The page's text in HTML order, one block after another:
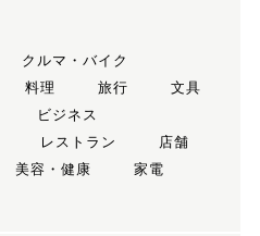
クルマ・バイク
料理 旅行
文具
ビジネス
レストラン
店舗
美容・健康
家電